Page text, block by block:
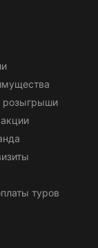
розыгрыши
туров